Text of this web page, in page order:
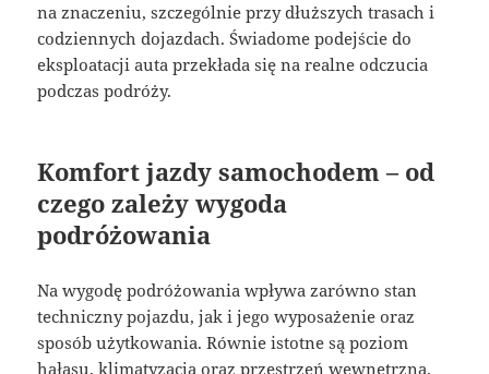
na znaczeniu, szczególnie przy dłuższych trasach i
codziennych dojazdach. Świadome podejście do
eksploatacji auta przekłada się na realne odczucia
podczas podróży.
Komfort jazdy samochodem – od
czego zależy wygoda
podróżowania
Na wygodę podróżowania wpływa zarówno stan
techniczny pojazdu, jak i jego wyposażenie oraz
sposób użytkowania. Równie istotne są poziom
hałasu, klimatyzacja oraz przestrzeń wewnętrzna.